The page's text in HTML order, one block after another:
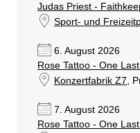
Judas Priest -
Sport- und
6. August 2026
Rose Tattoo - One
Konzertfabrik Z7 ,
7. August 2026
Rose Tattoo - One